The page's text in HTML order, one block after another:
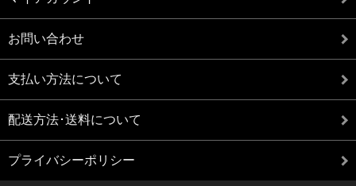
お問い合わせ
支払い方法について
配送方法･送料について
プライバシーポリシー